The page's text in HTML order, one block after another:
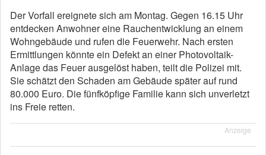
Der Vorfall ereignete sich am Montag. Gegen 16.15 Uhr
entdecken Anwohner eine Rauchentwicklung an einem
Wohngebäude und rufen die Feuerwehr. Nach ersten
Ermittlungen könnte ein Defekt an einer Photovoltaik-
Anlage das Feuer ausgelöst haben, teilt die Polizei mit.
Sie schätzt den Schaden am Gebäude später auf rund
80.000 Euro. Die fünfköpfige Familie kann sich unverletzt
ins Freie retten.
Anzeige